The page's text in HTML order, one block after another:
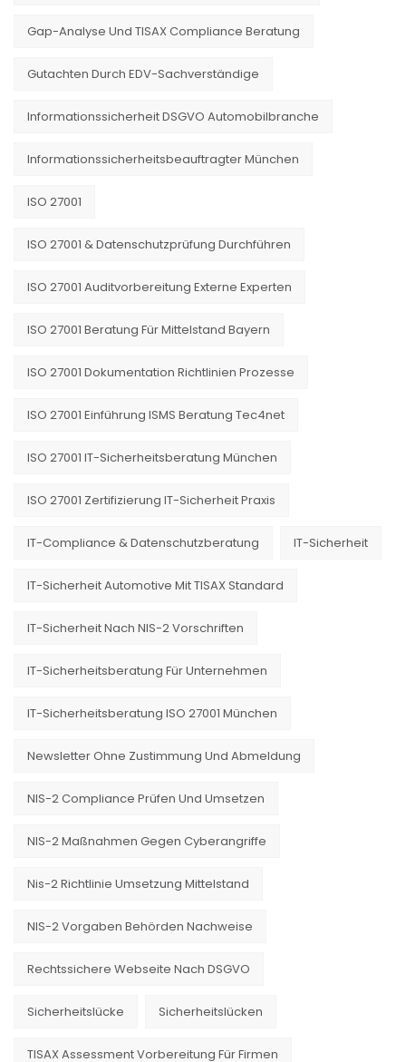
Gap-Analyse Und TISAX Compliance Beratung
Gutachten Durch EDV-Sachverständige
Informationssicherheit DSGVO Automobilbranche
Informationssicherheitsbeauftragter München
ISO 27001
ISO 27001 & Datenschutzprüfung Durchführen
ISO 27001 Auditvorbereitung Externe Experten
ISO 27001 Beratung Für Mittelstand Bayern
ISO 27001 Dokumentation Richtlinien Prozesse
ISO 27001 Einführung ISMS Beratung Tec4net
ISO 27001 IT-Sicherheitsberatung München
ISO 27001 Zertifizierung IT-Sicherheit Praxis
IT-Compliance & Datenschutzberatung IT-Sicherheit
IT-Sicherheit Automotive Mit TISAX Standard
IT-Sicherheit Nach NIS-2 Vorschriften
IT-Sicherheitsberatung Für Unternehmen
IT-Sicherheitsberatung ISO 27001 München
Newsletter Ohne Zustimmung Und Abmeldung
NIS-2 Compliance Prüfen Und Umsetzen
NIS-2 Maßnahmen Gegen Cyberangriffe
Nis-2 Richtlinie Umsetzung Mittelstand
NIS-2 Vorgaben Behörden Nachweise
Rechtssichere Webseite Nach DSGVO
Sicherheitslücke Sicherheitslücken
TISAX Assessment Vorbereitung Für Firmen